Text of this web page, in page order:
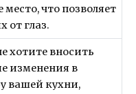
место, что позволяет
от глаз.
хотите вносить
изменения в
вашей кухни,